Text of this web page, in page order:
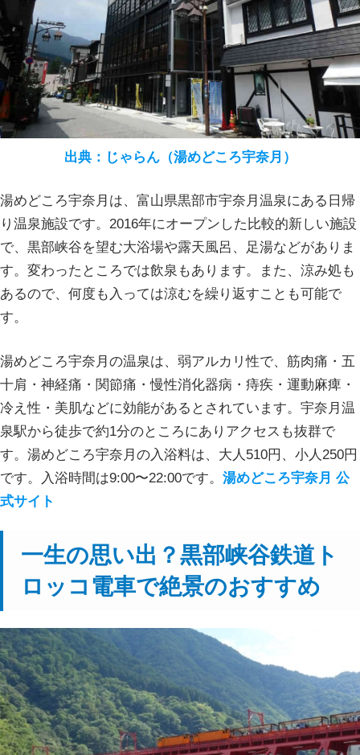
出典：じゃらん（湯めどころ宇奈月）
湯めどころ宇奈月は、富山県黒部市宇奈月温泉にある日帰
り温泉施設です。2016年にオープンした比較的新しい施設
で、黒部峡谷を望む大浴場や露天風呂、足湯などがありま
す。変わったところでは飲泉もあります。また、涼み処も
あるので、何度も入っては涼むを繰り返すことも可能で
す。
湯めどころ宇奈月の温泉は、弱アルカリ性で、筋肉痛・五
十肩・神経痛・関節痛・慢性消化器病・痔疾・運動麻痺・
冷え性・美肌などに効能があるとされています。宇奈月温
泉駅から徒歩で約1分のところにありアクセスも抜群で
す。湯めどころ宇奈月の入浴料は、大人510円、小人250円
です。入浴時間は9:00〜22:00です。 湯めどころ宇奈月 公
式サイト
一生の思い出？黒部峡谷鉄道ト
ロッコ電車で絶景のおすすめ